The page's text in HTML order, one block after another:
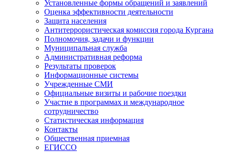
Установленные формы обращений и заявлений
Оценка эффективности деятельности
Защита населения
Антитеррористическая комиссия города Кургана
Полномочия, задачи и функции
Муниципальная служба
Административная реформа
Результаты проверок
Информационные системы
Учрежденные СМИ
Официальные визиты и рабочие поездки
Участие в программах и международное
сотрудничество
Статистическая информация
Контакты
Общественная приемная
ЕГИССО